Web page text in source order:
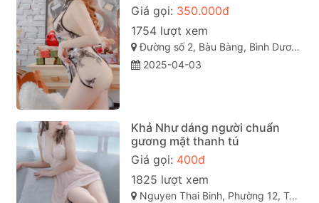
Giá gọi: 350.000đ
1754 lượt xem
Đường số 2, Bàu Bàng, Bình Dương
2025-04-03
Khả Như dáng người chuẩn
gương mặt thanh tú
Giá gọi: 400đ
1825 lượt xem
Nguyen Thai Binh, Phường 12, Tân Bình, Thành phố Hồ Chí Minh